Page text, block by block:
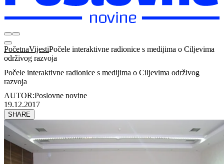
PočetnaVijestiPočele interaktivne radionice s medijima o Ciljevima
održivog razvoja
Počele interaktivne radionice s medijima o Ciljevima održivog
razvoja
AUTOR:Poslovne novine
19.12.2017
SHARE